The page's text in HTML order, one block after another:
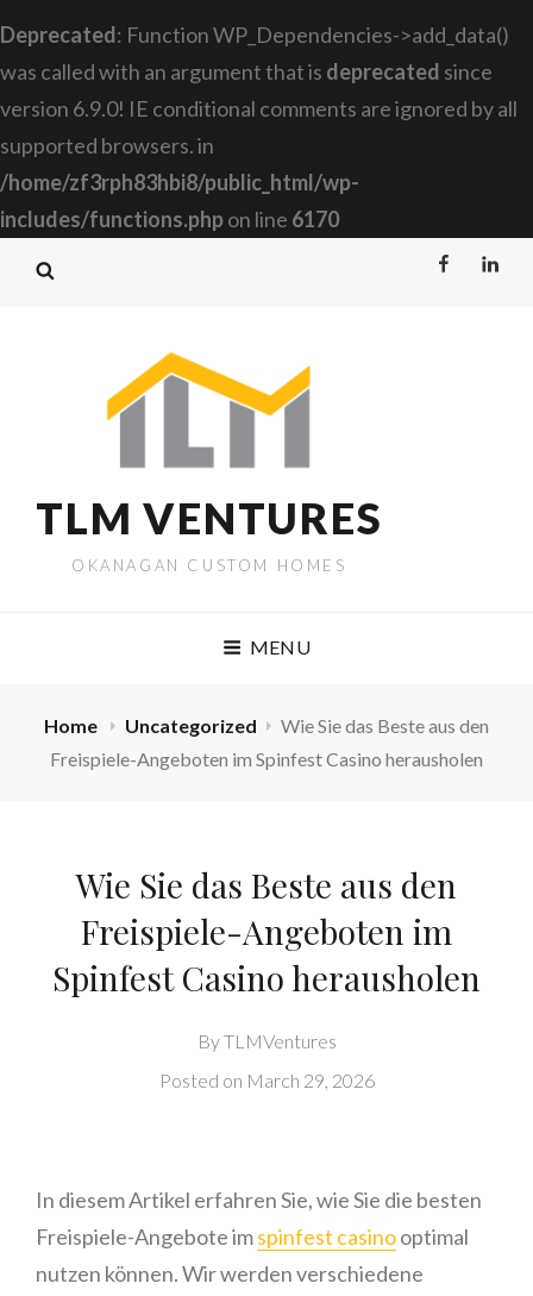
Deprecated: Function WP_Dependencies->add_data()
was called with an argument that is deprecated since
version 6.9.0! IE conditional comments are ignored by all
supported browsers. in
/home/zf3rph83hbi8/public_html/wp-
includes/functions.phpon line 6170
Facebook
TLM VENTURES
OKANAGAN CUSTOM HOMES
MENU
Home Uncategorized
Wie Sie das Beste aus den
Freispiele-Angeboten im Spinfest Casino herausholen
Wie Sie das Beste aus den
Freispiele-Angeboten im
Spinfest Casino herausholen
ByTLMVentures
Posted on March 29, 2026
In diesem Artikel erfahren Sie, wie Sie die besten
Freispiele-Angebote imspinfest casinooptimal
nutzen können. Wir werden verschiedene